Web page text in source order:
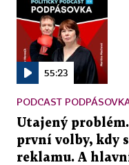
55:23
PODCAST
Utajený
první volby, kdy
reklamu. A